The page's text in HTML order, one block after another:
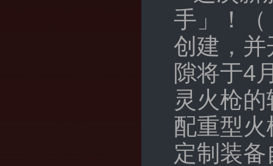
手」！
创建，
隙将于4
灵火枪
配重型火
定制装